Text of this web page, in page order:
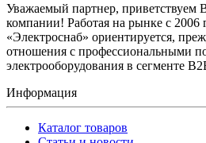
Уважаемый партнер, приветствуем
компании! Работая на рынке с 2006
«Электроснаб» ориентируется,
отношения с профессиональными
электрооборудования в сегменте
Информация
Каталог товаров